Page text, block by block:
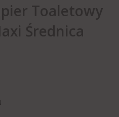
Toaletowy
Średnica